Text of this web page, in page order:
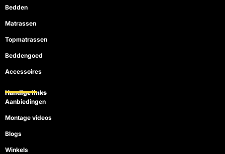
Bedden
Matrassen
Topmatrassen
Beddengoed
Accessoires
Handige links
Aanbiedingen
Montage videos
Blogs
Winkels